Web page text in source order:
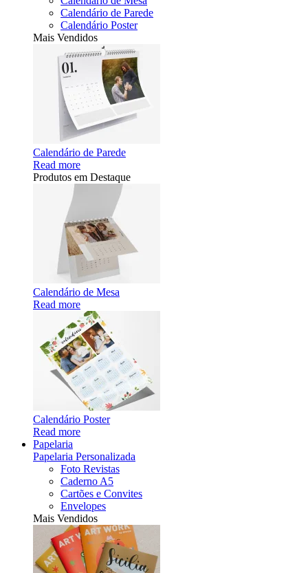
Calendário de Parede
Calendário Poster
Mais Vendidos
Calendário de Parede
Read more
Produtos em Destaque
Calendário de Mesa
Read more
Calendário Poster
Read more
Papelaria
Papelaria Personalizada
Foto Revistas
Caderno A5
Cartões e Convites
Envelopes
Mais Vendidos